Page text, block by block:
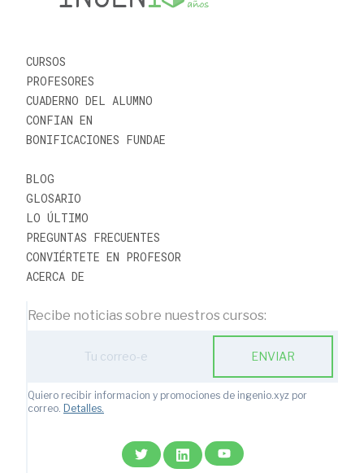
CURSOS
PROFESORES
CUADERNO DEL ALUMNO
CONFIAN EN
BONIFICACIONES FUNDAE
BLOG
GLOSARIO
LO ÚLTIMO
PREGUNTAS FRECUENTES
CONVIÉRTETE EN PROFESOR
ACERCA DE
Recibe noticias sobre nuestros cursos:
form
ic
ENVIAR
Quiero recibir informacion y promociones de ingenio.xyz por
correo. Detalles.